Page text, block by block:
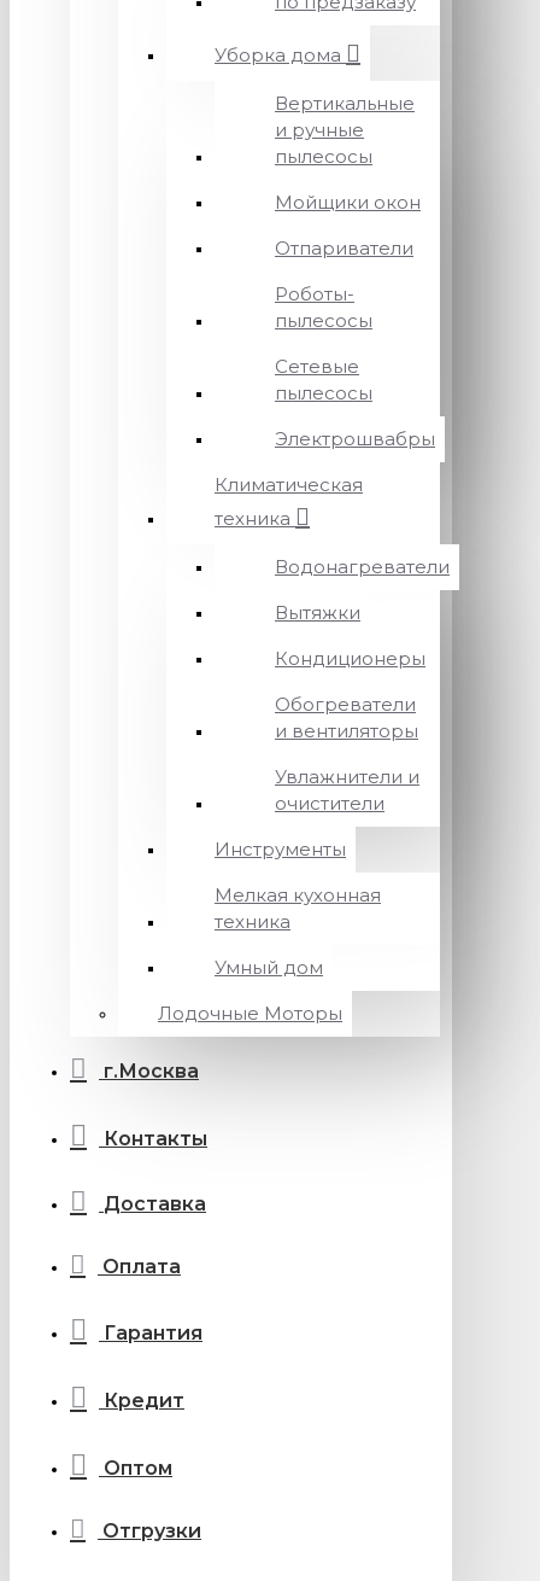
Уборка дома
Вертикальные
и ручные
пылесосы
Мойщики окон
Отпариватели
Роботы-
пылесосы
Сетевые
пылесосы
Электрошвабры
Климатическая
техника
Водонагреватели
Вытяжки
Кондиционеры
Обогреватели
и вентиляторы
Увлажнители и
очистители
Инструменты
Мелкая кухонная
техника
Умный дом
Лодочные Моторы
г.Москва
Контакты
Доставка
Оплата
Гарантия
Кредит
Оптом
Отгрузки